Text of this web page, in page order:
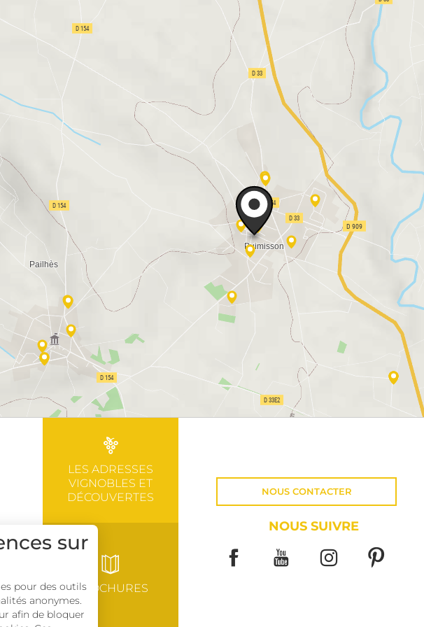
LES ADRESSES
VIGNOBLES ET
DÉCOUVERTES
BROCHURES
NOUS CONTACTER
NOUS SUIVRE
sur
pour des outils
anonymes.
afin de bloquer